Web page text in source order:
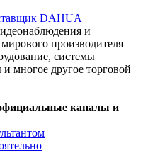
DAHUA
и
производителя
системы
многое другое торговой
каналы и